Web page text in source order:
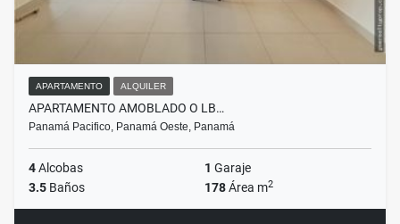
APARTAMENTO ALQUILER
APARTAMENTO AMOBLADO O LB…
Panamá Pacifico, Panamá Oeste, Panamá
4Alcobas 1 Garaje
3.5 Baños 178Área m2